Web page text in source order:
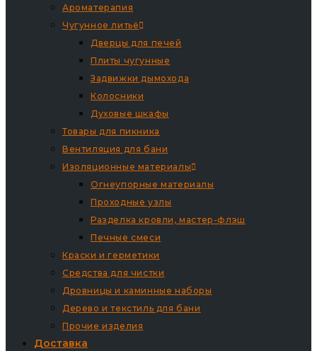
Ароматерапия
Чугунное литьё
Дверцы для печей
Плиты чугунные
Задвижки дымохода
Колосники
Духовые шкафы
Товары для пикника
Вентиляция для бани
Изоляционные материалы
Огнеупорные материалы
Проходные узлы
Разделка кровли, мастер-флэш
Печные смеси
Краски и герметики
Средства для чистки
Дровницы и каминные наборы
Дерево и текстиль для бани
Прочие изделия
Доставка